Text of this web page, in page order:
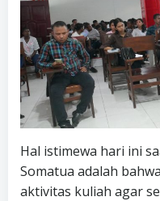
Hal istimewa hari ini
Somatua adalah
aktivitas kuliah agar